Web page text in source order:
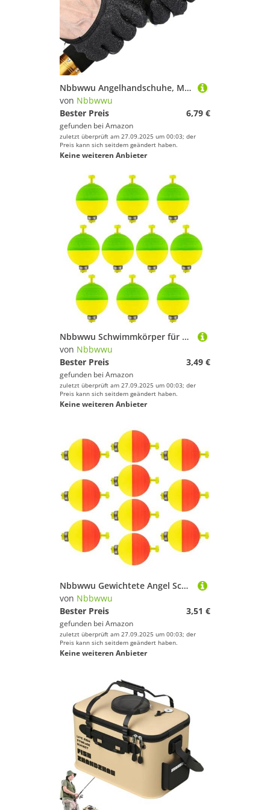
Nbbwwu Angelhandschuhe, Mit Magnetverschluss Zum Einfachen Handhaben, Stichfeste Ausrüstung Zum Welsfang Für Angler Und Anglerinnen
von Nbbwwu
Bester Preis
6,79 €
gefunden bei Amazon
zuletzt überprüft am 27.09.2025 um 00:03; der
Preis kann sich seitdem geändert haben.
Keine weiteren Anbieter
Nbbwwu Schwimmkörper für die Angelfischerei | 10 Stück Ovale Schwimmer - Gewichtete Eva-Schaumstoff Bojen Ausrüstung für Blaubarsche Crappie Sonnenbarsch Barsch Forellen
von Nbbwwu
Bester Preis
3,49 €
gefunden bei Amazon
zuletzt überprüft am 27.09.2025 um 00:03; der
Preis kann sich seitdem geändert haben.
Keine weiteren Anbieter
Nbbwwu Gewichtete Angel Schwimmer,10 Stück Ovale Forellenposen - Gewichtete Eva-Schaumstoff Bojen Ausrüstung für Blaubarsche Crappie Sonnenbarsch Barsch Forellen
von Nbbwwu
Bester Preis
3,51 €
gefunden bei Amazon
zuletzt überprüft am 27.09.2025 um 00:03; der
Preis kann sich seitdem geändert haben.
Keine weiteren Anbieter